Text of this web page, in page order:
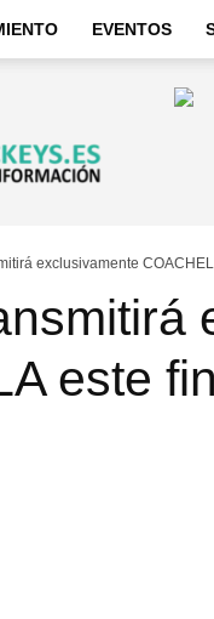
EVENTOS
exclusivamente
este